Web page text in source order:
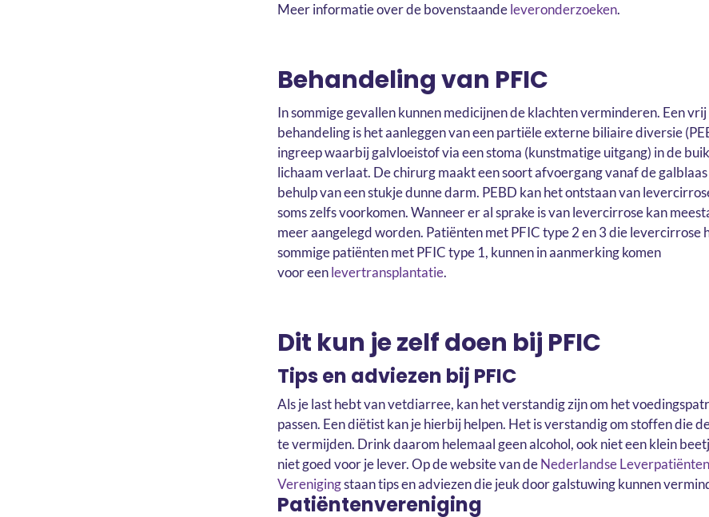
Meer informatie over de bovenstaandeleveronderzoeken.
Behandeling van PFIC
In sommige gevallen kunnen medicijnen de klachten verminderen. Een
behandeling is het aanleggen van een partiële externe biliaire diversie
ingreep waarbij galvloeistof via een stoma (kunstmatige uitgang) in de
lichaam verlaat. De chirurg maakt een soort afvoergang vanaf de
behulp van een stukje dunne darm. PEBD kan het ontstaan van
soms zelfs voorkomen. Wanneer er al sprake is van levercirrose kan
meer aangelegd worden. Patiënten met PFIC type 2 en 3 die levercirrose
sommige patiënten met PFIC type 1, kunnen in aanmerking komen
voor eenlevertransplantatie.
Dit kun je zelf doen bij PFIC
Tips en adviezen bij PFIC
Als je last hebt van vetdiarree, kan het verstandig zijn om het
passen. Een diëtist kan je hierbij helpen. Het is verstandig om stoffen die
te vermijden. Drink daarom helemaal geen alcohol, ook niet een klein
niet goed voor je lever. Op de website van deNederlandse Leverpatiënten
Verenigingstaan tips en adviezen die jeuk door galstuwing kunnen
Patiëntenvereniging